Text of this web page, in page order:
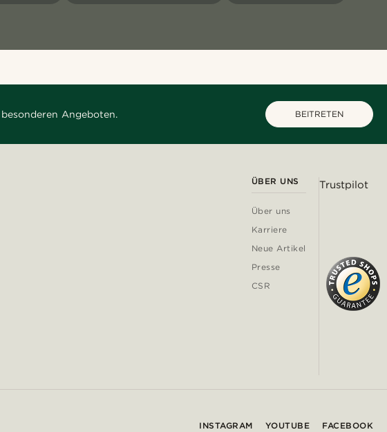
Angeboten. BEITRETEN
ÜBER UNS
Über uns
Karriere
Neue Artikel
Presse
CSR
Trustpilot
INSTAGRAM YOUTUBE FACEBOOK